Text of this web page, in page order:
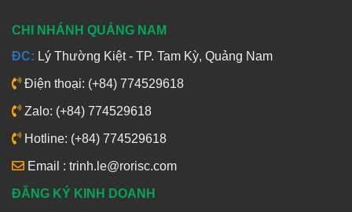
CHI NHÁNH QUẢNG NAM
ĐC: Lý Thường Kiệt - TP. Tam Kỳ, Quảng Nam
Điện thoại: (+84) 774529618
Zalo: (+84) 774529618
Hotline: (+84) 774529618
Email : trinh.le@rorisc.com
ĐĂNG KÝ KINH DOANH